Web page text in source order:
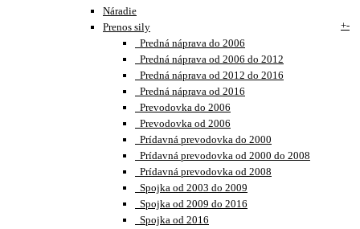
Náradie
Prenos sily
+-
Predná náprava do 2006
Predná náprava od 2006 do 2012
Predná náprava od 2012 do 2016
Predná náprava od 2016
Prevodovka do 2006
Prevodovka od 2006
Prídavná prevodovka do 2000
Prídavná prevodovka od 2000 do 2008
Prídavná prevodovka od 2008
Spojka od 2003 do 2009
Spojka od 2009 do 2016
Spojka od 2016